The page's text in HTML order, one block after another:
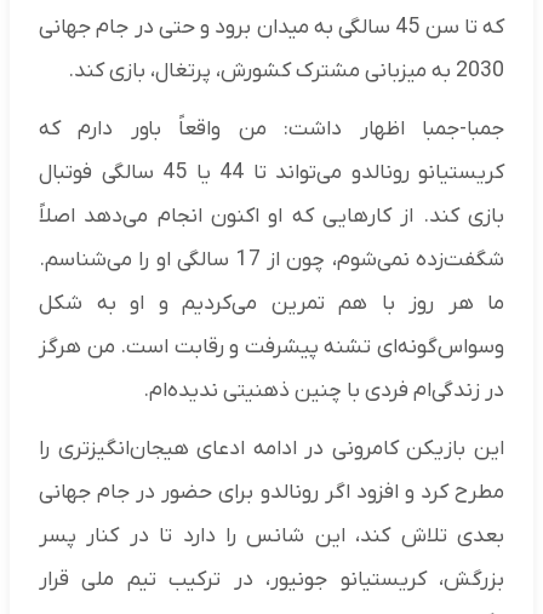
که تا سن 45 سالگی به میدان برود و حتی در جام جهانی
2030 به میزبانی مشترک کشورش، پرتغال، بازی کند.
جمبا-جمبا اظهار داشت: من واقعاً باور دارم که
کریستیانو رونالدو می‌تواند تا 44 یا 45 سالگی فوتبال
بازی کند. از کارهایی که او اکنون انجام می‌دهد اصلاً
شگفت‌زده نمی‌شوم، چون از 17 سالگی او را می‌شناسم.
ما هر روز با هم تمرین می‌کردیم و او به شکل
وسواس‌گونه‌ای تشنه پیشرفت و رقابت است. من هرگز
در زندگی‌ام فردی با چنین ذهنیتی ندیده‌ام.
این بازیکن کامرونی در ادامه ادعای هیجان‌انگیزتری را
مطرح کرد و افزود اگر رونالدو برای حضور در جام جهانی
بعدی تلاش کند، این شانس را دارد تا در کنار پسر
بزرگش، کریستیانو جونیور، در ترکیب تیم ملی قرار